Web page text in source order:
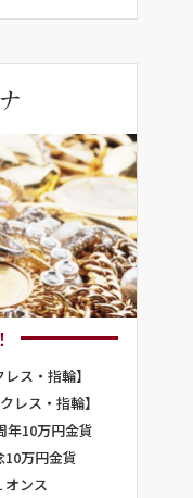
ス・指輪】
レス・指輪】
年10万円金貨
万円金貨
オンス